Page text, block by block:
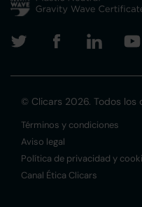
© Clicars 2026. Todos los
Términos y condiciones
Aviso legal
Política de privacidad y
Canal Ética Clicars